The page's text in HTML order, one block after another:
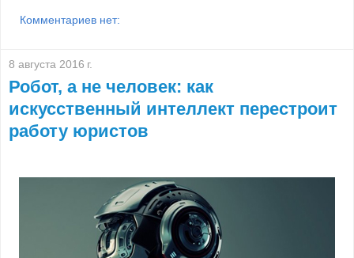
Комментариев нет:
8 августа 2016 г.
Робот, а не человек: как
искусственный интеллект перестроит
работу юристов